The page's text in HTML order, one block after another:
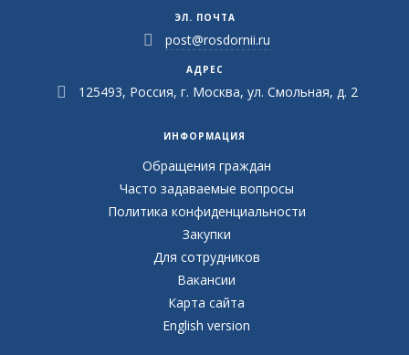
ЭЛ. ПОЧТА
post@rosdornii.ru
АДРЕС
125493, Россия, г. Москва, ул. Смольная, д. 2
ИНФОРМАЦИЯ
Обращения граждан
Часто задаваемые вопросы
Политика конфиденциальности
Закупки
Для сотрудников
Вакансии
Карта сайта
English version